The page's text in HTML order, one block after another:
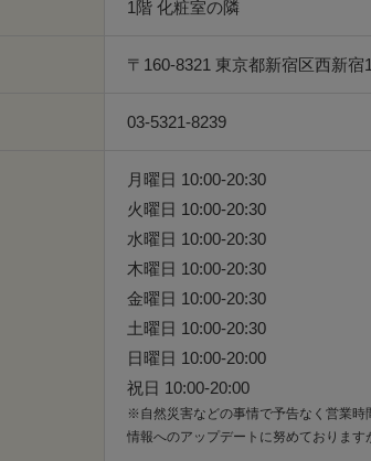
1階 化粧室の隣
〒160-8321 東京都新宿区西新
03-5321-8239
月曜日 10:00-20:30
火曜日 10:00-20:30
水曜日 10:00-20:30
木曜日 10:00-20:30
金曜日 10:00-20:30
土曜日 10:00-20:30
日曜日 10:00-20:00
祝日 10:00-20:00
※自然災害などの事情で予告なく営業時
情報へのアップデートに努めております